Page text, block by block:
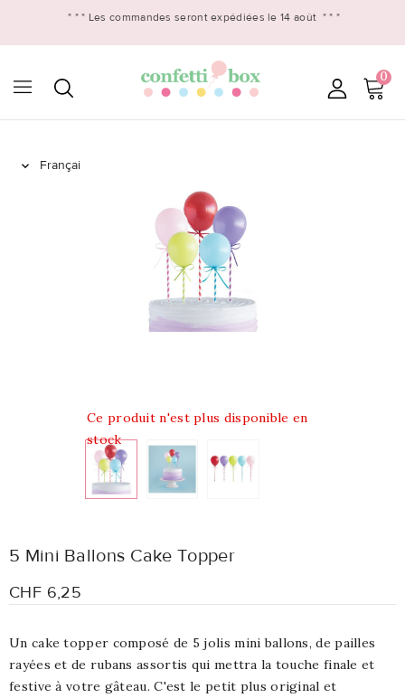
* * * Les commandes seront expédiées le 14 août * * *
0

Ce produit n'est plus disponible en
stock
5 Mini Ballons Cake Topper
CHF 6,25
Un cake topper composé de 5 jolis mini ballons, de pailles
rayées et de rubans assortis qui mettra la touche finale et
festive à votre gâteau. C'est le petit plus original et